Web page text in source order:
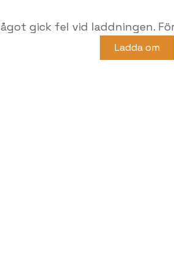
gick fel vid laddningen.
Ladda om